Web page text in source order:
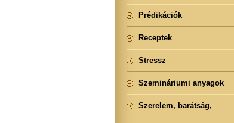
Prédikációk
Receptek
Stressz
Szemináriumi anyagok
Szerelem, barátság,